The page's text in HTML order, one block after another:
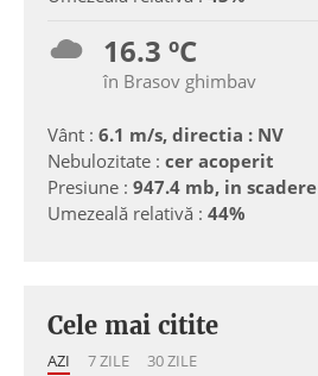
16.3 ºC
în Brasov ghimbav
Vânt : 6.1 m/s, directia : NV
Nebulozitate : cer acoperit
Presiune : 947.4 mb, in scadere
Umezeală relativă : 44%
Cele mai citite
AZI 7 ZILE 30 ZILE